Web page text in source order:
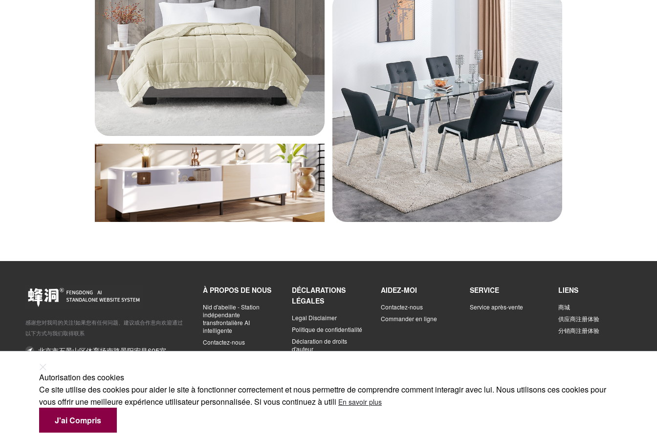
感谢您对我司的关注!如果您有任何问题、建议或合作意向欢迎通过
以下方式与我们取得联系
北京市石景山区体育场南路景阳宏昌605室
138-1157-7785 刘经理
Service@dhfeng.com
Contact en ligne
À PROPOS DE NOUS
Nid d'abeille - Station
indépendante
transfrontalière AI
intelligente
Contactez-nous
yahoo
DÉCLARATIONS
LÉGALES
Legal Disclaimer
Politique de confidentialité
Déclaration de droits
d'auteur
AIDEZ-MOI
Contactez-nous
Commander en ligne
SERVICE
Service après-vente
LIENS
商城
供应商注册体验
分销商注册体验
Autorisation des cookies
Ce site utilise des cookies pour aider le site à fonctionner correctement et nous permettre de comprendre comment interagir avec lui. Nous utilisons ces cookies pour
vous offrir une meilleure expérience utilisateur personnalisée. Si vous continuez à utili En savoir plus
J'ai Compris